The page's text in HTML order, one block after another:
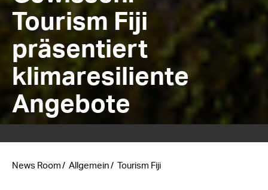
Tourism Fiji
präsentiert
klimaresiliente
Angebote
News Room Allgemein Tourism Fiji